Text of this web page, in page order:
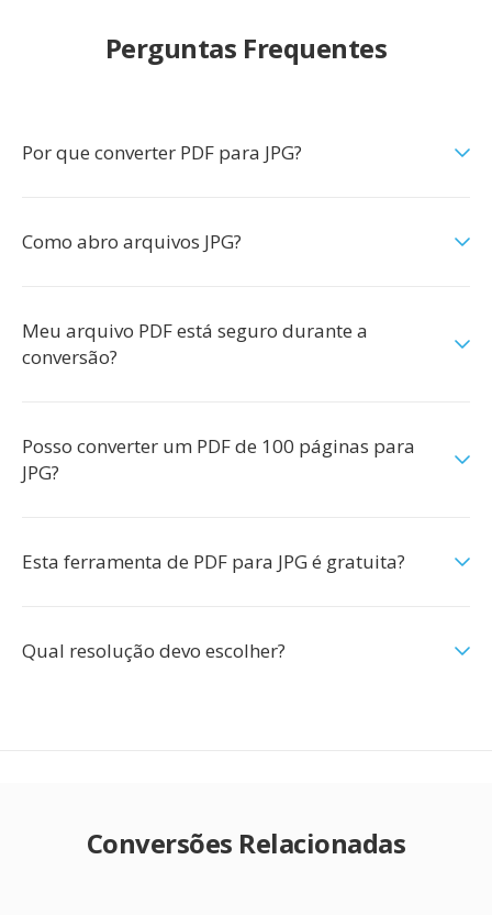
Perguntas Frequentes
Por que converter PDF para JPG?
Como abro arquivos JPG?
Meu arquivo PDF está seguro durante a
conversão?
Posso converter um PDF de 100 páginas para
JPG?
Esta ferramenta de PDF para JPG é gratuita?
Qual resolução devo escolher?
Conversões Relacionadas